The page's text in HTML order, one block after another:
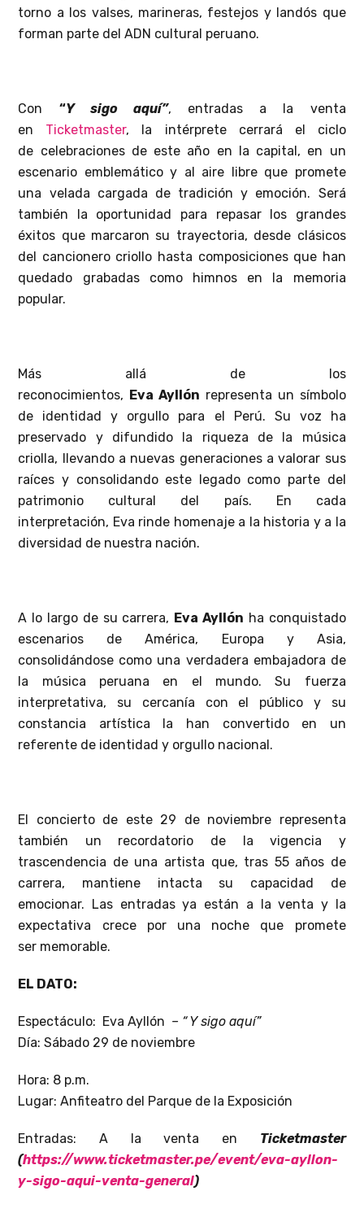
torno a los valses, marineras, festejos y landós que
forman parte del ADN cultural peruano.
Con “Y sigo aquí”, entradas a la venta
en Ticketmaster, la intérprete cerrará el ciclo
de celebraciones de este año en la capital, en un
escenario emblemático y al aire libre que promete
una velada cargada de tradición y emoción. Será
también la oportunidad para repasar los grandes
éxitos que marcaron su trayectoria, desde clásicos
del cancionero criollo hasta composiciones que han
quedado grabadas como himnos en la memoria
popular.
Más allá de los
reconocimientos, Eva Ayllón representa un símbolo
de identidad y orgullo para el Perú. Su voz ha
preservado y difundido la riqueza de la música
criolla, llevando a nuevas generaciones a valorar sus
raíces y consolidando este legado como parte del
patrimonio cultural del país. En cada
interpretación, Eva rinde homenaje a la historia y a la
diversidad de nuestra nación.
A lo largo de su carrera, Eva Ayllón ha conquistado
escenarios de América, Europa y Asia,
consolidándose como una verdadera embajadora de
la música peruana en el mundo. Su fuerza
interpretativa, su cercanía con el público y su
constancia artística la han convertido en un
referente de identidad y orgullo nacional.
El concierto de este 29 de noviembre representa
también un recordatorio de la vigencia y
trascendencia de una artista que, tras 55 años de
carrera, mantiene intacta su capacidad de
emocionar. Las entradas ya están a la venta y la
expectativa crece por una noche que promete
ser memorable.
EL DATO:
Espectáculo: Eva Ayllón – “ Y sigo aquí”
Día: Sábado 29 de noviembre
Hora: 8 p.m.
Lugar: Anfiteatro del Parque de la Exposición
Entradas: A la venta en Ticketmaster
(https://www.ticketmaster.pe/event/eva-ayllon-
y-sigo-aqui-venta-general)